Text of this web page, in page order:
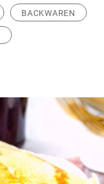
BACKWAREN